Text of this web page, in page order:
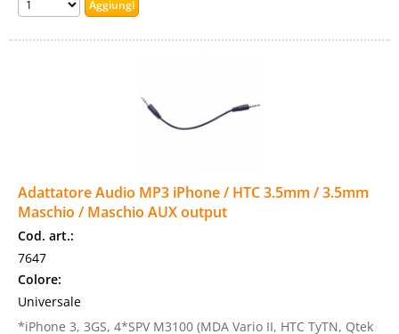
Adattatore Audio MP3 iPhone / HTC 3.5mm / 3.5mm
Maschio / Maschio AUX output
Cod. art.:
7647
Colore:
Universale
*iPhone 3, 3GS, 4*SPV M3100 (MDA Vario II, HTC TyTN, Qtek